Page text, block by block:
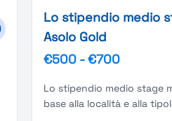
Lo stipendio medio
Asolo Gold
€500 -€700
Lo stipendio medio stage
base alla località e alla